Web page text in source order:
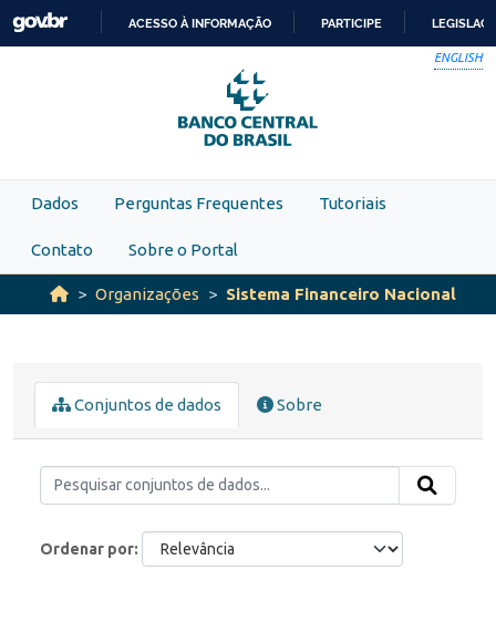
Skip to main content
PARA
O
CONTEÚDO
ACESSO À INFORMAÇÃO PARTICIPE
ENGLISH
Dados Perguntas Frequentes Tutoriais
Contato Sobre o Portal
Organizações Sistema Financeiro Nacional
Conjuntos de dados Sobre
Ordenar por